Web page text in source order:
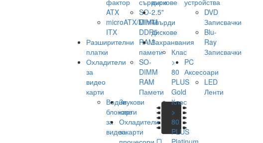
фактор
ATX
microATX/Mini-
ITX
Разширителни
платки
Охладители
за
видео
карти
Водни
блокове
за
видеокарти
сървъри
SO-
DIMM
DDR5
RAM
памети
SO-
DIMM
RAM
Памети
Звукови
карти
Охладители
за
дискове
2.5"
Твърди
дискове
Захранвания
Клас
>
80
PLUS
Gold
Клас
>
80
PLUS
устройства
DVD
Записвачки
Blu-
Ray
Записвачки
PC
Аксесоари
LED
Ленти